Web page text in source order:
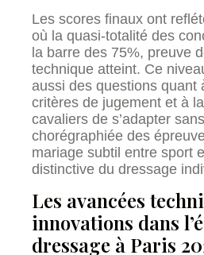
Les scores finaux ont
où la quasi-totalité des
la barre des 75%, preuve
technique atteint. Ce
aussi des questions quant
critères de jugement et à
cavaliers de s’adapter
chorégraphiée des
mariage subtil entre sport
distinctive du dressage
Les avancées
innovations dans
dressage à Paris